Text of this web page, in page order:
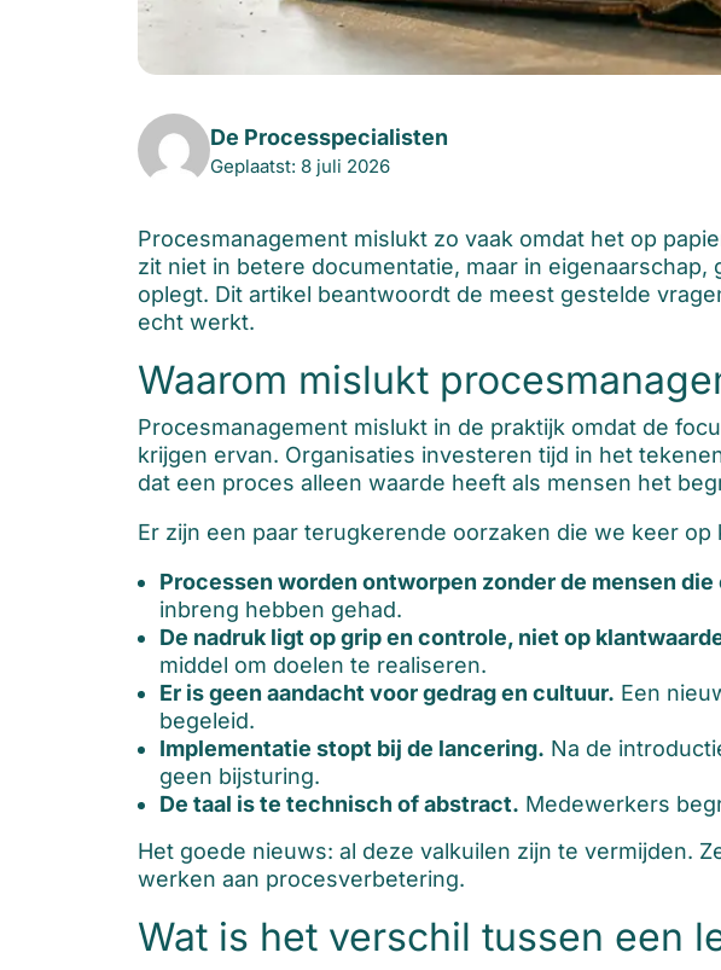
De Processpecialisten
Geplaatst: 8 juli 2026
Procesmanagement mislukt zo vaak omdat het op
zit niet in betere documentatie, maar in
oplegt. Dit artikel beantwoordt de meest gestelde
echt werkt.
Waarom mislukt
Procesmanagement mislukt in de praktijk omdat de
krijgen ervan. Organisaties investeren tijd in het
dat een proces alleen waarde heeft als mensen het
Er zijn een paar terugkerende oorzaken die we keer
Processen worden ontworpen zonder de mensen die
inbreng hebben gehad.
De nadruk ligt op grip en controle, niet op
middel om doelen te realiseren.
Er is geen aandacht voor gedrag en cultuur. Een
begeleid.
Implementatie stopt bij de lancering. Na de
geen bijsturing.
De taal is te technisch of abstract. Medewerkers
Het goede nieuws: al deze valkuilen zijn te vermijden.
werken aan procesverbetering.
Wat is het verschil tussen een